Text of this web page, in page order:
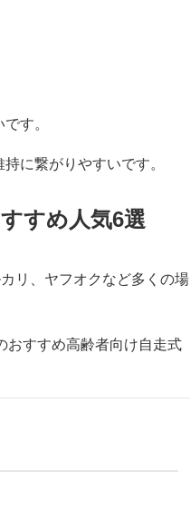
す。
に繋がりやすいです。
すめ人気6選
リ、ヤフオクなど多くの場
おすすめ高齢者向け自走式